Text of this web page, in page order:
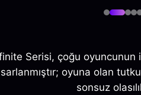
Serisi, çoğu oyuncunun
oyuna olan
sonsuz